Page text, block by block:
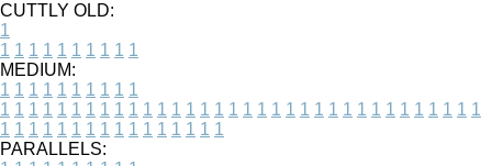
CUTTLY OLD:
1
1 1 1 1 1 1 1 1 1 1
MEDIUM:
1 1 1 1 1 1 1 1 1 1
1 1 1 1 1 1 1 1 1 1 1 1 1 1 1 1 1 1 1 1 1 1 1 1 1 1 1 1 1 1 1 1 1 1
1 1 1 1 1 1 1 1 1 1 1 1 1 1 1 1
PARALLELS: